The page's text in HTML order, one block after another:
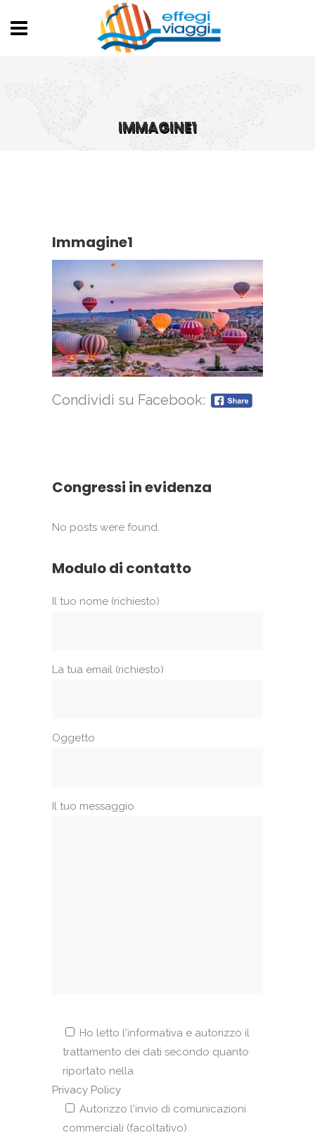
IMMAGINE1
Immagine1
Condividi su Facebook:
Congressi in evidenza
No posts were found.
Modulo di contatto
Il tuo nome (richiesto)
La tua email (richiesto)
Oggetto
Il tuo messaggio
Ho letto l'informativa e autorizzo il
trattamento dei dati secondo quanto
riportato nella
Privacy Policy
Autorizzo l'invio di comunicazioni
commerciali (facoltativo)